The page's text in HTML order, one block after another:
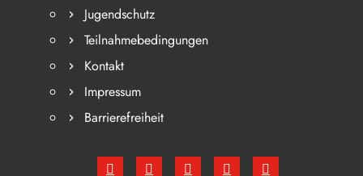
Jugendschutz
Teilnahmebedingungen
Kontakt
Impressum
Barrierefreiheit